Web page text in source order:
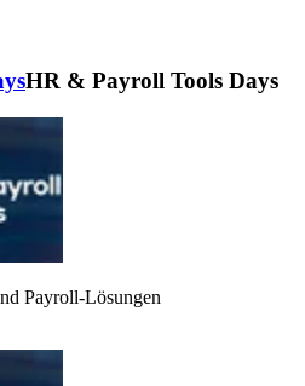
HR & Payroll Tools Days
Payroll-Lösungen